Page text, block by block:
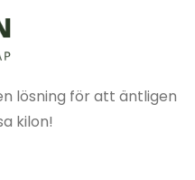
lösning för att äntligen
kilon!